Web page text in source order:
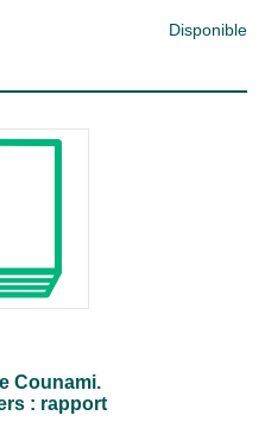
Disponible
Counami.
: rapport